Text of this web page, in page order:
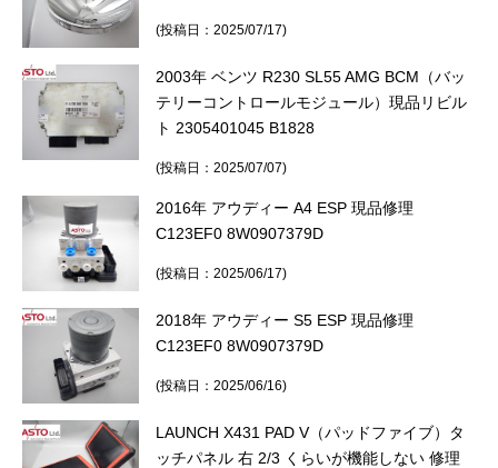
(投稿日：2025/07/17)
2003年 ベンツ R230 SL55 AMG BCM（バッ
テリーコントロールモジュール）現品リビル
ト 2305401045 B1828
(投稿日：2025/07/07)
2016年 アウディー A4 ESP 現品修理
C123EF0 8W0907379D
(投稿日：2025/06/17)
2018年 アウディー S5 ESP 現品修理
C123EF0 8W0907379D
(投稿日：2025/06/16)
LAUNCH X431 PAD V（パッドファイブ）タ
ッチパネル 右 2/3 くらいが機能しない 修理